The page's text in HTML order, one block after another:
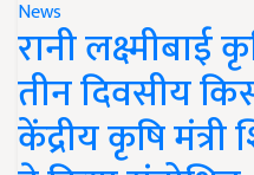
News
रानी लक्ष्मीबाई
तीन दिवसीय
केंद्रीय कृषि